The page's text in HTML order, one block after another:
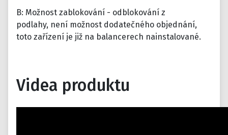
B: Možnost zablokování - odblokování z
podlahy, není možnost dodatečného objednání,
toto zařízení je již na balancerech nainstalované.
Videa produktu